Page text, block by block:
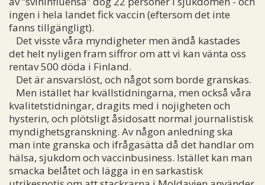
ingen i hela landet fick vaccin (eftersom det inte
fanns tillgängligt).
Det visste våra myndigheter men ändå kastades
det helt nyligen fram siffror om att vi kan vänta oss
rentav 500 döda i Finland.
Det är ansvarslöst, och något som borde granskas.
Men istället har kvällstidningarna, men också våra
kvalitetstidningar, dragits med i nojigheten och
hysterin, och plötsligt åsidosatt normal journalistisk
myndighetsgranskning. Av någon anledning ska
man inte granska och ifrågasätta då det handlar om
hälsa, sjukdom och vaccinbusiness. Istället kan man
smacka belåtet och lägga in en sarkastisk